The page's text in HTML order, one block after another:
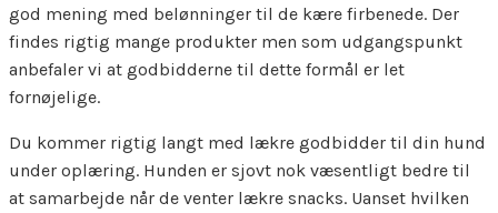
god mening med belønninger til de kære firbenede. Der
findes rigtig mange produkter men som udgangspunkt
anbefaler vi at godbidderne til dette formål er let
fornøjelige.
Du kommer rigtig langt med lækre godbidder til din hund
under oplæring. Hunden er sjovt nok væsentligt bedre til
at samarbejde når de venter lækre snacks. Uanset hvilken